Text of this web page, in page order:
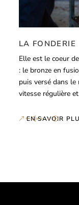
LA FONDERIE
Elle est le coeur
: le bronze en
puis versé dans le
vitesse régulière
EN SAVOIR